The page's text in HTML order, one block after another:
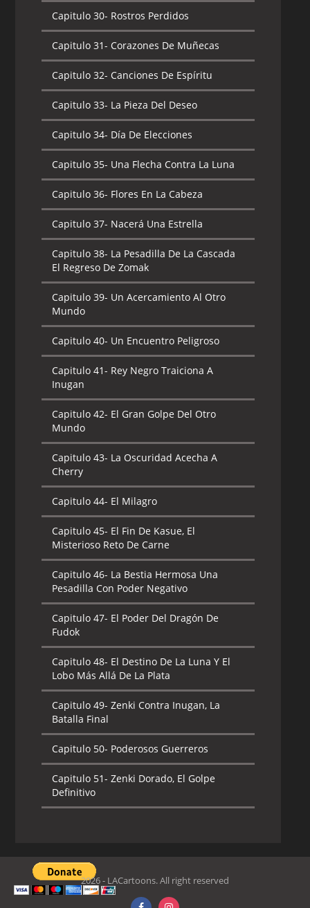
Capitulo 30- Rostros Perdidos
Capitulo 31- Corazones De Muñecas
Capitulo 32- Canciones De Espíritu
Capitulo 33- La Pieza Del Deseo
Capitulo 34- Día De Elecciones
Capitulo 35- Una Flecha Contra La Luna
Capitulo 36- Flores En La Cabeza
Capitulo 37- Nacerá Una Estrella
Capitulo 38- La Pesadilla De La Cascada
El Regreso De Zomak
Capitulo 39- Un Acercamiento Al Otro
Mundo
Capitulo 40- Un Encuentro Peligroso
Capitulo 41- Rey Negro Traiciona A
Inugan
Capitulo 42- El Gran Golpe Del Otro
Mundo
Capitulo 43- La Oscuridad Acecha A
Cherry
Capitulo 44- El Milagro
Capitulo 45- El Fin De Kasue, El
Misterioso Reto De Carne
Capitulo 46- La Bestia Hermosa Una
Pesadilla Con Poder Negativo
Capitulo 47- El Poder Del Dragón De
Fudok
Capitulo 48- El Destino De La Luna Y El
Lobo Más Allá De La Plata
Capitulo 49- Zenki Contra Inugan, La
Batalla Final
Capitulo 50- Poderosos Guerreros
Capitulo 51- Zenki Dorado, El Golpe
Definitivo
2026 - LACartoons. All right reserved